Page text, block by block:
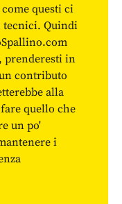
questi ci
tecnici. Quindi
prenderesti in
contributo
alla
quello che
un po'
i